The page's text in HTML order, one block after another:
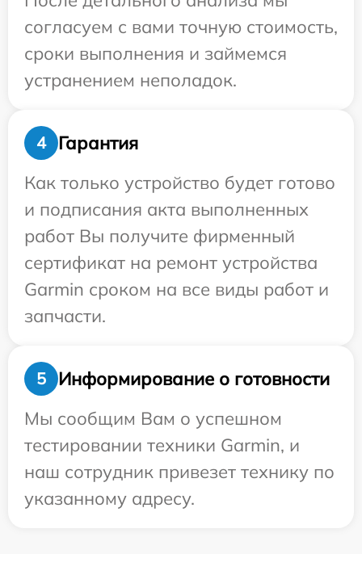
согласуем с вами точную стоимость,
сроки выполнения и займемся
устранением неполадок.
4
Гарантия
Как только устройство будет готово
и подписания акта выполненных
работ Вы получите фирменный
сертификат на ремонт устройства
Garmin сроком на все виды работ и
запчасти.
5
Информирование о готовности
Мы сообщим Вам о успешном
тестировании техники Garmin, и
наш сотрудник привезет технику по
указанному адресу.